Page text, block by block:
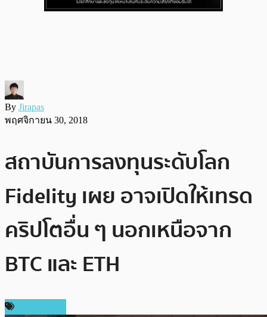
By Jirapas
พฤศจิกายน 30, 2018
สถาบันการลงทุนระดับโลก
Fidelity เผย อาจเปิดให้เทรด
คริปโตอื่น ๆ นอกเหนือจาก
BTC และ ETH